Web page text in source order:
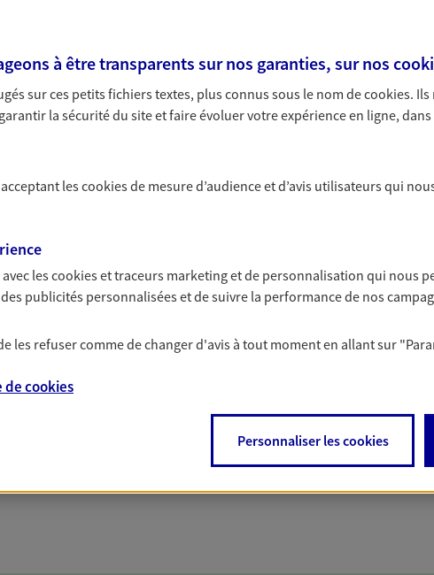
C'est en apprenant à vous
mandataires mettent
en cas de difficultés.
à être transparents sur nos garanties, sur nos
sur ces petits fichiers textes, plus connus sous le nom decookies.
la sécurité du site et faire évoluer votre expérience en ligne,
lescookiesde mesure d’audience et d’avis utilisateurs qui
lescookies et traceurs marketing et de personnalisation qui nous
publicités personnalisées et de suivre la performance de nos
les refuser comme de changer d'avis à tout moment en allant sur
decookies
Personnaliser les cookies